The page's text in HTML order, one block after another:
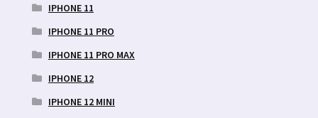
IPHONE 11
IPHONE 11 PRO
IPHONE 11 PRO MAX
IPHONE 12
IPHONE 12 MINI